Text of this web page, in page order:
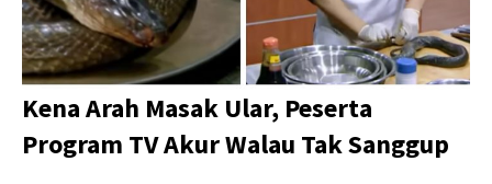
Kena Arah Masak Ular, Peserta
Program TV Akur Walau Tak Sanggup